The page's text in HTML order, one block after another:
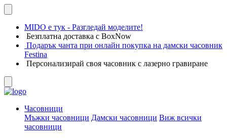
MIDO е тук - Разгледай моделите!
Безплатна доставка с BoxNow
Подарък чанта при онлайн покупка на дамски часовник
Festina
Персонализирай своя часовник с лазерно гравиране
Часовници
Мъжки часовници Дамски часовници Виж всички
часовници